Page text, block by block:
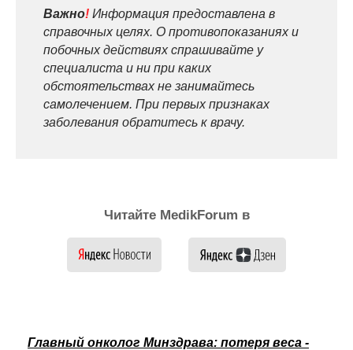
Важно! Информация предоставлена в
справочных целях. О противопоказаниях и
побочных действиях спрашивайте у
специалиста и ни при каких
обстоятельствах не занимайтесь
самолечением. При первых признаках
заболевания обратитесь к врачу.
Читайте MedikForum в
Главный онколог Минздрава: потеря веса -